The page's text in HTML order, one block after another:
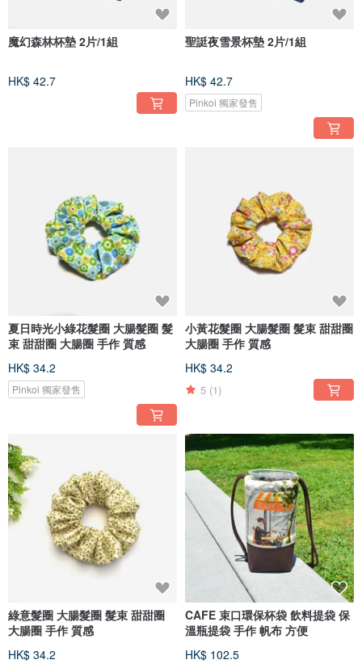
魔幻森林杯墊 2片/1組
HK$ 42.7
聖誔夜雪景杯墊 2片/1組
HK$ 42.7
Pinkoi 獨家發售
夏日時光小綠花髮圈 大腸髮圈 髮
束 甜甜圈 大腸圈 手作 質感
HK$ 34.2
Pinkoi 獨家發售
小黃花髮圈 大腸髮圈 髮束 甜甜圈
大腸圈 手作 質感
HK$ 34.2
5 (1)
綠意髮圈 大腸髮圈 髮束 甜甜圈
大腸圈 手作 質感
HK$ 34.2
CAFE 束口環保杯袋 飲料提袋 保
溫瓶提袋 手作 帆布 方便
HK$ 102.5